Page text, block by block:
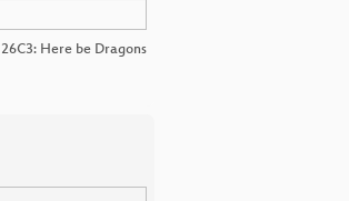
26C3: Here be Dragons